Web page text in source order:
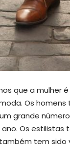
que a mulher
Os
grande
Os
tem sido